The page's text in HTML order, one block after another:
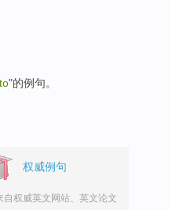
"的例句。
权威例句
自权威英文网站、英文论文